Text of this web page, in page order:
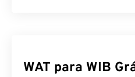
WAT para WIB